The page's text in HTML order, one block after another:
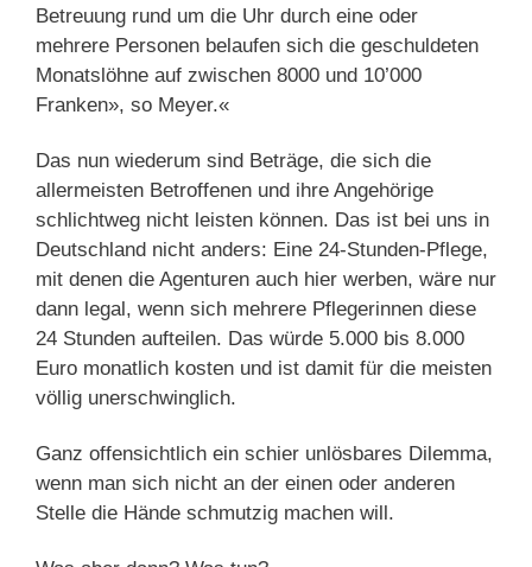
Betreuung rund um die Uhr durch eine oder
mehrere Personen belaufen sich die geschuldeten
Monatslöhne auf zwischen 8000 und 10’000
Franken», so Meyer.«
Das nun wiederum sind Beträge, die sich die
allermeisten Betroffenen und ihre Angehörige
schlichtweg nicht leisten können. Das ist bei uns in
Deutschland nicht anders: Eine 24-Stunden-Pflege,
mit denen die Agenturen auch hier werben, wäre nur
dann legal, wenn sich mehrere Pflegerinnen diese
24 Stunden aufteilen. Das würde 5.000 bis 8.000
Euro monatlich kosten und ist damit für die meisten
völlig unerschwinglich.
Ganz offensichtlich ein schier unlösbares Dilemma,
wenn man sich nicht an der einen oder anderen
Stelle die Hände schmutzig machen will.